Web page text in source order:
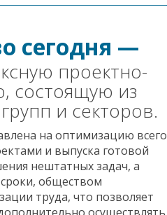
сегодня —
проектно-
состоящую из
и секторов.
на оптимизацию всего
и выпуска готовой
нештатных задач, а
обществом
труда, что позволяет